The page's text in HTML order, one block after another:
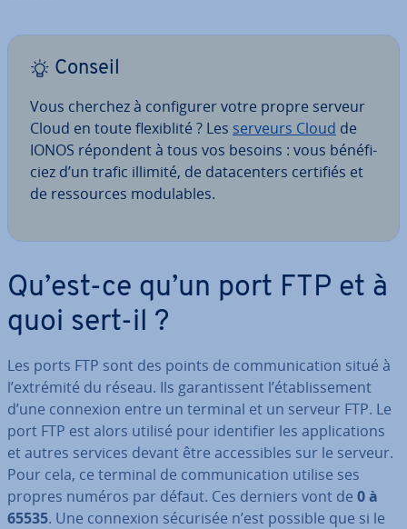
Conseil
Vous cherchez à con­fi­gu­rer votre propre serveur
Cloud en toute flexi­blité ? Les serveurs Cloud de
IONOS répondent à tous vos besoins : vous bé­né­fi­
ciez d’un trafic illimité, de da­ta­cen­ters certifiés et
de res­sources mo­du­lables.
Qu’est-ce qu’un port FTP et à
quoi sert-il ?
Les ports FTP sont des points de com­mu­ni­ca­tion situé à
l’extrémité du réseau. Ils ga­ran­tis­sent l’éta­blis­se­ment
d’une connexion entre un terminal et un serveur FTP. Le
port FTP est alors utilisé pour iden­ti­fier les ap­pli­ca­tions
et autres services devant être ac­ces­sibles sur le serveur.
Pour cela, ce terminal de com­mu­ni­ca­tion utilise ses
propres numéros par défaut. Ces derniers vont de 0 à
65535. Une connexion sécurisée n’est possible que si le